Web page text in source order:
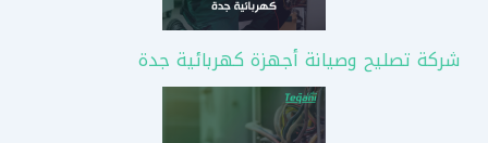
شركة تصليح وصيانة أجهزة كهربائية جدة